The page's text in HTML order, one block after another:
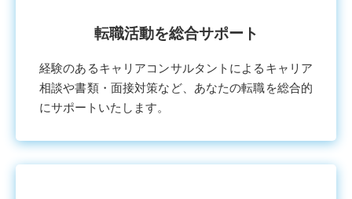
転職活動を総合サポート
経験のあるキャリアコンサルタントによるキャリア
相談や書類・⾯接対策など、あなたの転職を総合的
にサポートいたします。